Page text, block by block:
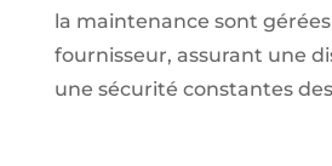
la maintenance sont
fournisseur, assurant une
une sécurité constantes